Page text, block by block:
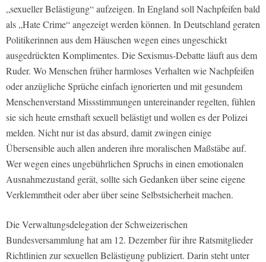
„sexueller Belästigung“ aufzeigen. In England soll Nachpfeifen bald
als „Hate Crime“ angezeigt werden können. In Deutschland geraten
Politikerinnen aus dem Häuschen wegen eines ungeschickt
ausgedrückten Komplimentes. Die Sexismus-Debatte läuft aus dem
Ruder. Wo Menschen früher harmloses Verhalten wie Nachpfeifen
oder anzügliche Sprüche einfach ignorierten und mit gesundem
Menschenverstand Missstimmungen untereinander regelten, fühlen
sie sich heute ernsthaft sexuell belästigt und wollen es der Polizei
melden. Nicht nur ist das absurd, damit zwingen einige
Übersensible auch allen anderen ihre moralischen Maßstäbe auf.
Wer wegen eines ungebührlichen Spruchs in einen emotionalen
Ausnahmezustand gerät, sollte sich Gedanken über seine eigene
Verklemmtheit oder aber über seine Selbstsicherheit machen.
Die Verwaltungsdelegation der Schweizerischen
Bundesversammlung hat am 12. Dezember für ihre Ratsmitglieder
Richtlinien zur sexuellen Belästigung publiziert. Darin steht unter